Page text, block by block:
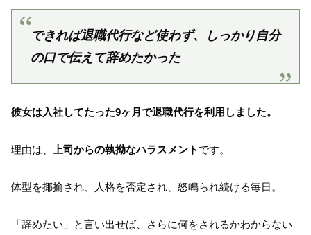
できれば退職代行など使わず、しっかり自分
の口で伝えて辞めたかった
彼女は入社してたった9ヶ月で退職代行を利用しました。
理由は、 上司からの執拗なハラスメント です。
体型を揶揄され、人格を否定され、怒鳴られ続ける毎日。
「辞めたい」と言い出せば、さらに何をされるかわからない